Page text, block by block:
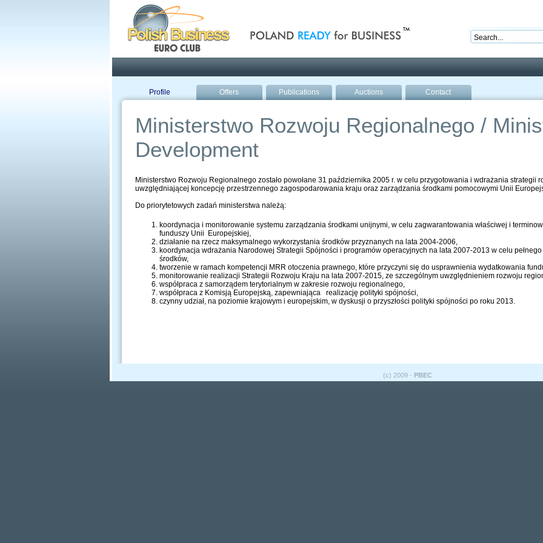
Profile Offers Publications Auctions Contact
Ministerstwo Rozwoju Regionalnego /
Development
Ministerstwo Rozwoju Regionalnego zostało powołane 31 października 2005 r. w celu przygotowania i wdrażania strategii
uwzględniającej koncepcję przestrzennego zagospodarowania kraju oraz zarządzania środkami pomocowymi Unii
Do priorytetowych zadań ministerstwa należą:
koordynacja i monitorowanie systemu zarządzania środkami unijnymi, w celu zagwarantowania właściwej i
funduszy Unii Europejskiej,
działanie na rzecz maksymalnego wykorzystania środków przyznanych na lata 2004-2006,
koordynacja wdrażania Narodowej Strategii Spójności i programów operacyjnych na lata 2007-2013 w celu
środków,
tworzenie w ramach kompetencji MRR otoczenia prawnego, które przyczyni się do usprawnienia wydatkowania
monitorowanie realizacji Strategii Rozwoju Kraju na lata 2007-2015, ze szczególnym uwzględnieniem rozwoju
współpraca z samorządem terytorialnym w zakresie rozwoju regionalnego,
współpraca z Komisją Europejską, zapewniająca realizację polityki spójności,
czynny udział, na poziomie krajowym i europejskim, w dyskusji o przyszłości polityki spójności po roku 2013.
(c) 2009 - PBEC